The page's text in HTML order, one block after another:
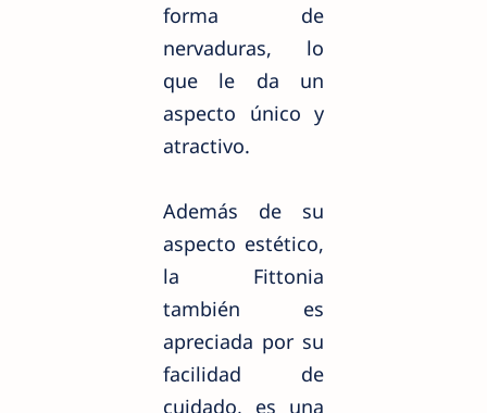
forma de
nervaduras, lo
que le da un
aspecto único y
atractivo.
Además de su
aspecto estético,
la Fittonia
también es
apreciada por su
facilidad de
cuidado, es una